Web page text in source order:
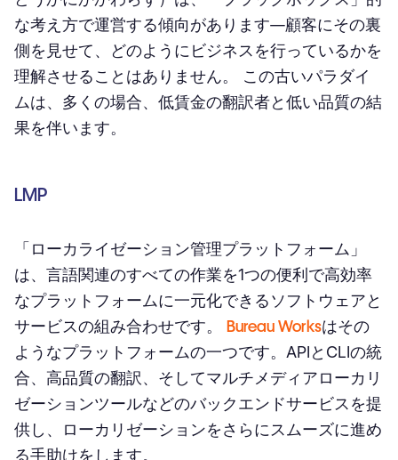
な考え方で運営する傾向があります⁠—顧客にその裏
側を見せて、どのようにビジネスを行っているかを
理解させることはありません。 この古いパラダイ
ムは、多くの場合、低賃金の翻訳者と低い品質の結
果を伴います。
LMP
「ローカライゼーション管理プラットフォーム」
は、言語関連のすべての作業を1つの便利で高効率
なプラットフォームに一元化できるソフトウェアと
サービスの組み合わせです。 Bureau Worksはその
ようなプラットフォームの一つです。APIとCLIの統
合、高品質の翻訳、そしてマルチメディアローカリ
ゼーションツールなどのバックエンドサービスを提
供し、ローカリゼーションをさらにスムーズに進め
る手助けをします。